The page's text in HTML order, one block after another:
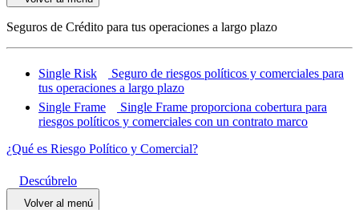
Seguros de Crédito para tus operaciones a largo plazo
Single Risk
Seguro de riesgos políticos y comerciales para
tus operaciones a largo plazo
Single Frame
Single Frame proporciona cobertura para
riesgos políticos y comerciales con un contrato marco
¿Qué es Riesgo Político y Comercial?
Descúbrelo
Volver al menú